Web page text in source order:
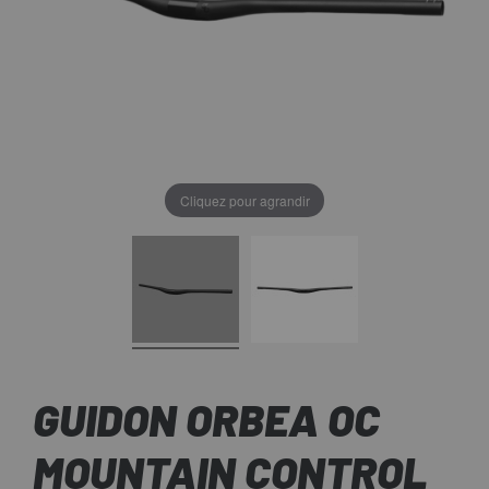
Cliquez pour agrandir
GUIDON ORBEA OC
MOUNTAIN CONTROL